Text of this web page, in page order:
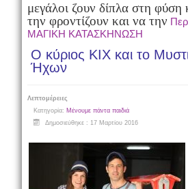
μεγάλοι ζουν δίπλα στη φύση
την φροντίζουν και να την
ΜΑΓΙΚΗ ΚΑΤΑΣΚΗΝΩΣΗ
Ο κύριος ΚΙΧ και το
Ήχων
Λεπτομέρειες
Κατηγορία: Μένουμε πάντα παιδιά
Δημοσιεύθηκε : 17 Μαρτίου 2016